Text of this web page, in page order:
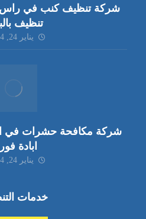
تنظيف
يناير 24, 2024
ابادة
يناير 24, 2024
خدمات